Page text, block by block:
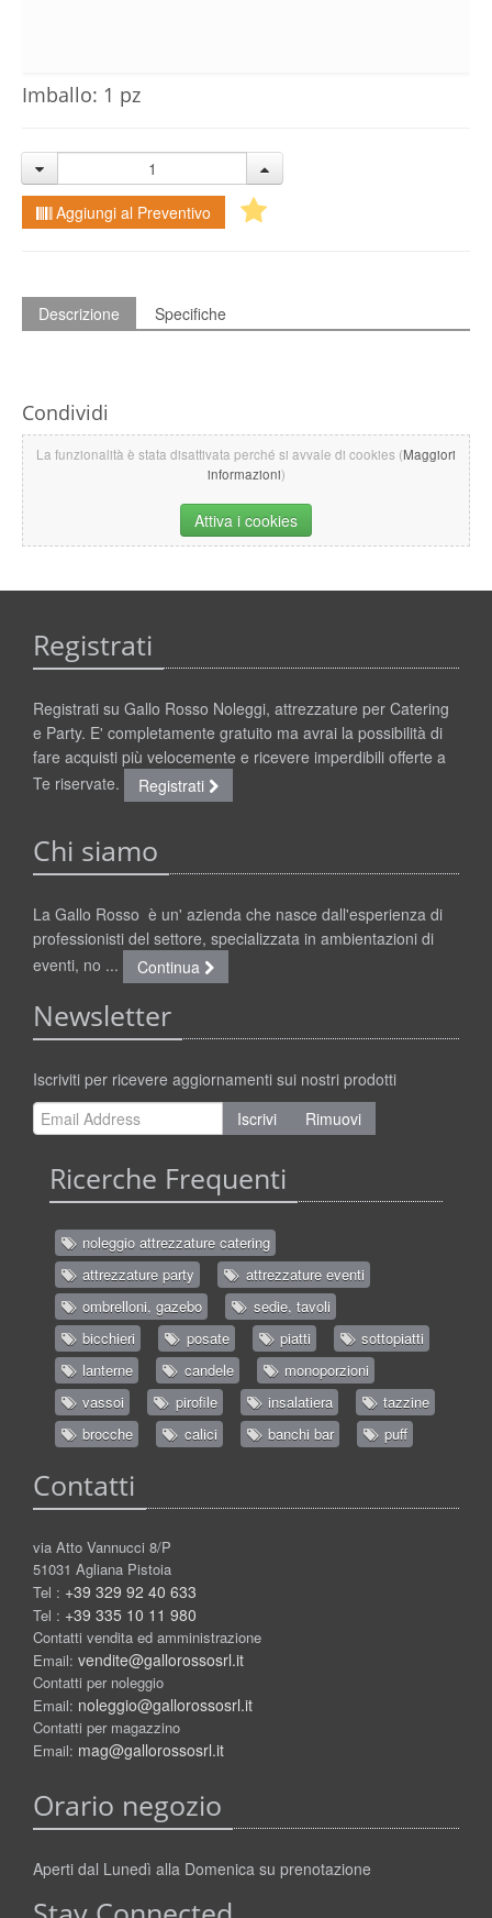
Imballo: 1 pz
Aggiungi al Preventivo
Descrizione Specifiche
Condividi
La funzionalità è stata disattivata perché si avvale di cookies (Maggiori
informazioni)
Attiva i cookies
Registrati
Registrati su Gallo Rosso Noleggi, attrezzature per Catering
e Party. E' completamente gratuito ma avrai la possibilità di
fare acquisti più velocemente e ricevere imperdibili offerte a
Te riservate.
Registrati
Chi siamo
La Gallo Rosso è un' azienda che nasce dall'esperienza di
professionisti del settore, specializzata in ambientazioni di
eventi, no ...
Continua
Newsletter
Iscriviti per ricevere aggiornamenti sui nostri prodotti
Iscrivi
Rimuovi
Ricerche Frequenti
noleggio attrezzature catering
attrezzature party
attrezzature eventi
ombrelloni, gazebo
sedie, tavoli
bicchieri
posate piatti
sottopiatti
lanterne
candele
monoporzioni
vassoi
pirofile insalatiera
tazzine
brocche
calici banchi bar puff
Contatti
via Atto Vannucci 8/P
51031 Agliana Pistoia
Tel : +39 329 92 40 633
Tel : +39 335 10 11 980
Contatti vendita ed amministrazione
Email: vendite@gallorossosrl.it
Contatti per noleggio
Email: noleggio@gallorossosrl.it
Contatti per magazzino
Email: mag@gallorossosrl.it
Orario negozio
Aperti dal Lunedì alla Domenica su prenotazione